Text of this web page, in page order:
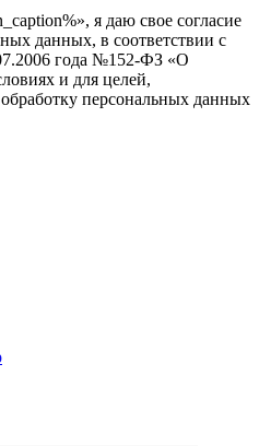
я даю свое согласие
данных, в соответствии с
года №152-ФЗ «О
и для целей,
персональных данных